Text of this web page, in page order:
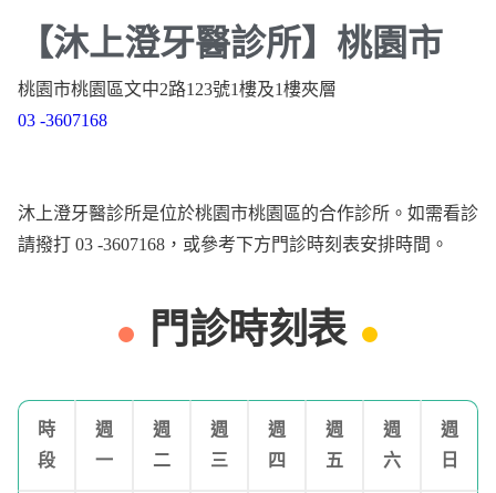
【沐上澄牙醫診所】桃園市
桃園市桃園區文中2路123號1樓及1樓夾層
03 -3607168
沐上澄牙醫診所是位於桃園市桃園區的合作診所。如需看診
請撥打 03 -3607168，或參考下方門診時刻表安排時間。
門診時刻表
時
段
週
一
週
二
週
三
週
四
週
五
週
六
週
日